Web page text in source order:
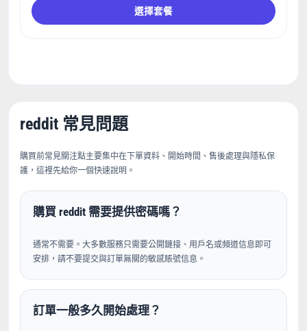
選擇套餐
reddit 常見問題
購買前常見關注點主要集中在下單資料、開始時間、售後處理與隱私保
護，這裡先給你一個快速說明。
購買 reddit 需要提供密碼嗎？
通常不需要。大多數服務只需要公開鏈接、用戶名或頻道信息即可
安排，請不要提交與訂單無關的敏感賬號信息。
訂單一般多久開始處理？